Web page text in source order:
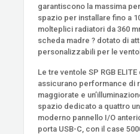
garantiscono la massima
spazio per installare fino a
molteplici radiatori da 360
scheda madre ? dotato di
personalizzabili per le
Le tre ventole SP RGB
assicurano performance di
maggiorate e
spazio dedicato a quattro
moderno pannello I/O
porta USB-C, con il case